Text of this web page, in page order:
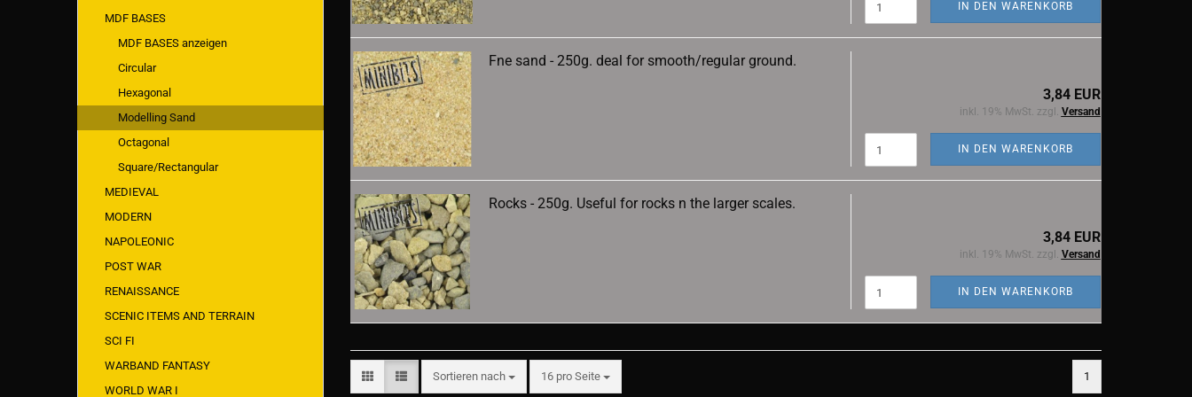
IN DEN WARENKORB
Fne sand - 250g. deal for smooth/regular ground.
3,84 EUR
inkl. 19% MwSt. zzgl. Versand
IN DEN WARENKORB
Rocks - 250g. Useful for rocks n the larger scales.
3,84 EUR
inkl. 19% MwSt. zzgl. Versand
IN DEN WARENKORB
Sortieren nach
Sortieren nach 16 pro Seite
pro Seite 1
MDF BASES
MDF BASES anzeigen
Circular
Hexagonal
Modelling Sand
Octagonal
Square/Rectangular
MEDIEVAL
MODERN
NAPOLEONIC
POST WAR
RENAISSANCE
SCENIC ITEMS AND TERRAIN
SCI FI
WARBAND FANTASY
WORLD WAR I